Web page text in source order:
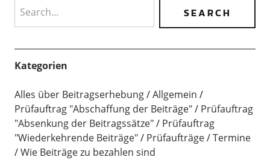
Kategorien
Alles über Beitragserhebung
Allgemein
Prüfauftrag "Abschaffung der Beiträge"
Prüfauftrag
"Absenkung der Beitragssätze"
Prüfauftrag
"Wiederkehrende Beiträge"
Prüfaufträge
Termine
Wie Beiträge zu bezahlen sind